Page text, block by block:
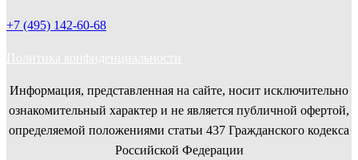
+7 (495) 142-60-68
Политика конфиденциальности
Информация, представленная на сайте, носит исключительно
ознакомительный характер и не является публичной офертой,
определяемой положениями cтатьи 437 Гражданского кодекса
Российской Федерации